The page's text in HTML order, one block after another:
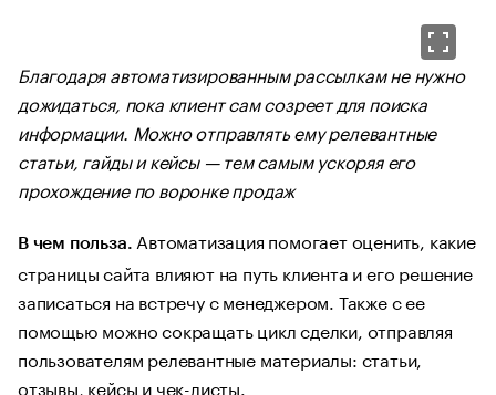
Благодаря автоматизированным рассылкам не нужно
дожидаться, пока клиент сам созреет для поиска
информации. Можно отправлять ему релевантные
статьи, гайды и кейсы — тем самым ускоряя его
прохождение по воронке продаж
В чем польза. Автоматизация помогает оценить, какие
страницы сайта влияют на путь клиента и его решение
записаться на встречу с менеджером. Также с ее
помощью можно сокращать цикл сделки, отправляя
пользователям релевантные материалы: статьи,
отзывы, кейсы и чек-листы.